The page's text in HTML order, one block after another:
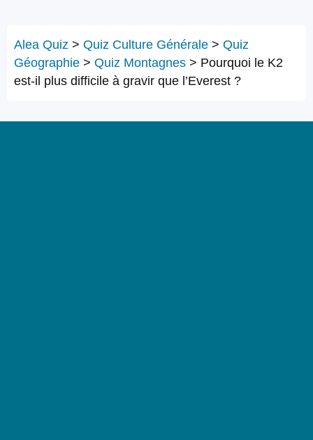
Alea Quiz > Quiz Culture Générale > Quiz
Géographie > Quiz Montagnes > Pourquoi le K2
est-il plus difficile à gravir que l’Everest ?